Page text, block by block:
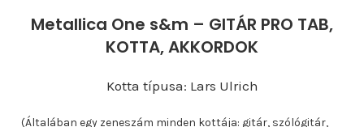
Metallica One s&m – GITÁR PRO TAB,
KOTTA, AKKORDOK
Kotta típusa: Lars Ulrich
(Általában egy zeneszám minden kottája: gitár, szólógitár,